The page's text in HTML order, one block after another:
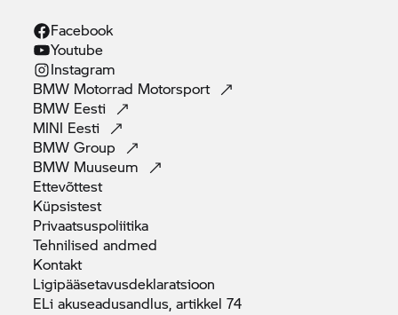
Facebook
Youtube
Instagram
BMW Motorrad Motorsport
BMW Eesti
MINI Eesti
BMWGroup
BMW Muuseum
Ettevõttest
Küpsistest
Privaatsuspoliitika
Tehnilisedandmed
Kontakt
Ligipääsetavusdeklaratsioon
ELi akuseadusandlus, artikkel74